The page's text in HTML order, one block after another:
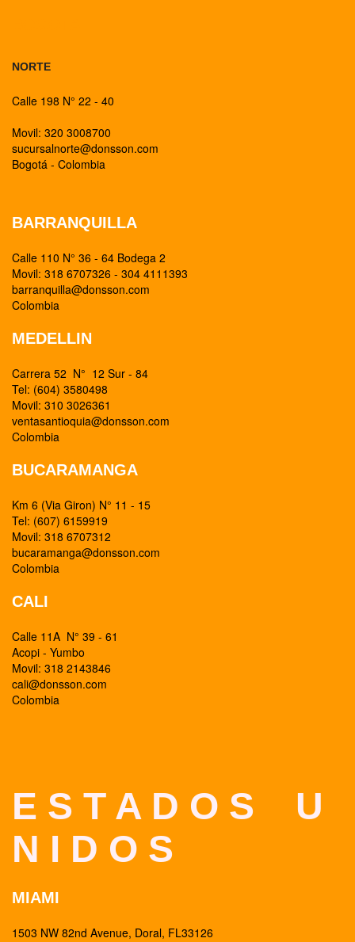
NORTE
Calle 198 N° 22 - 40
Movil: 320 3008700
sucursalnorte@donsson.com
Bogotá - Colombia
BARRANQUILLA
Calle 110 N° 36 - 64 Bodega 2
Movil: 318 6707326 - 304 4111393
barranquilla@donsson.com
Colombia
MEDELLIN
Carrera 52 N° 12 Sur - 84
Tel: (604) 3580498
Movil: 310 3026361
ventasantioquia@donsson.com
Colombia
BUCARAMANGA
Km 6 (Via Giron) N° 11 - 15
Tel: (607) 6159919
Movil: 318 6707312
bucaramanga@donsson.com
Colombia
CALI
Calle 11A N° 39 - 61
Acopi - Yumbo
Movil: 318 2143846
cali@donsson.com
Colombia
E S T A D O S U
N I D O S
MIAMI
1503 NW 82nd Avenue, Doral, FL33126